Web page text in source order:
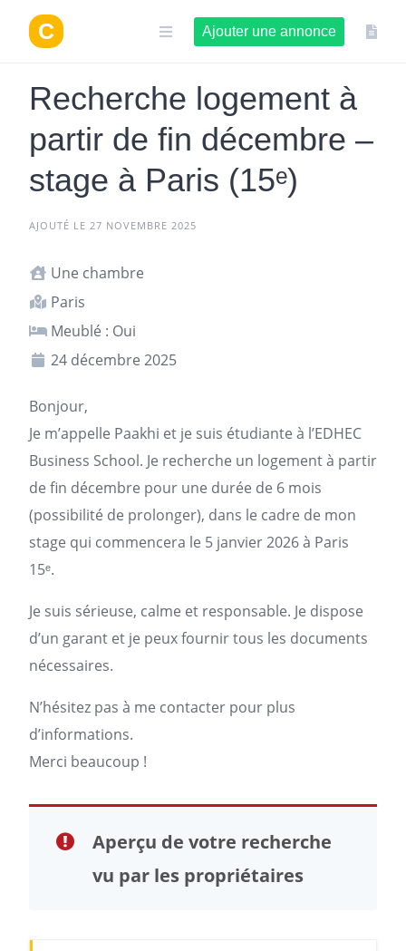
contenu
Ajouter une annonce
Recherche logement à
partir de fin décembre –
stage à Paris (15ᵉ)
AJOUTÉ LE 27 NOVEMBRE 2025
Une chambre
Paris
Meublé : Oui
24 décembre 2025
Bonjour,
Je m’appelle Paakhi et je suis étudiante à l’EDHEC
Business School. Je recherche un logementà partir
de fin décembre pour une durée de 6 mois
(possibilité de prolonger), dans le cadre de mon
stage qui commencera le 5 janvier 2026 à Paris
15ᵉ.
Je suis sérieuse, calme et responsable. Je dispose
d’un garant et je peux fournir tous les documents
nécessaires.
N’hésitez pas à me contacter pour plus
d’informations.
Merci beaucoup !
Aperçu de votre recherche
vu par les propriétaires